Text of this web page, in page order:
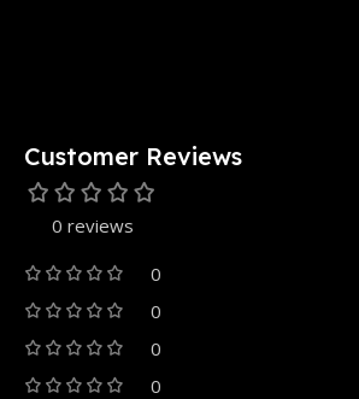
Customer Reviews
0 reviews
0
0
0
0